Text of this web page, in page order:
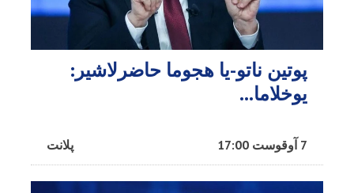
پوتین ناتو-یا هجوما حاضرلاشیر:
یوخلاما...
پلانت 7 آوقوست 17:00